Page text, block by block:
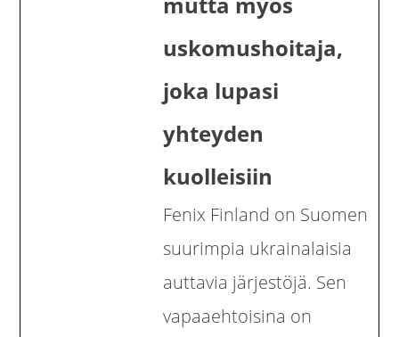
uskomushoitaja,
joka lupasi
yhteyden
kuolleisiin
Fenix Finland on Suomen
suurimpia ukrainalaisia
auttavia järjestöjä. Sen
vapaaehtoisina on